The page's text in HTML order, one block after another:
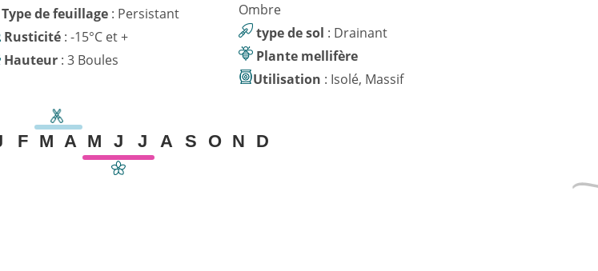
Type de feuillage : Persistant
Rusticité : -15°C et +
Hauteur : 3 Boules
Ombre
type de sol
: Drainant
Plante mellifère
Utilisation
: Isolé, Massif
F M A M J J A S O N D